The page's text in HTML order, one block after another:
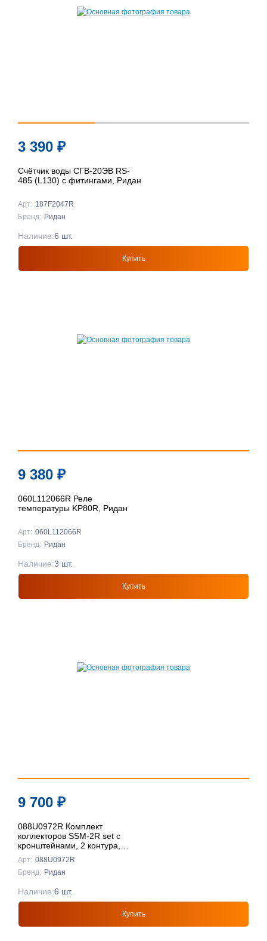
3 390 ₽
Счётчик воды СГВ-20ЭВ RS-
485 (L130) с фитингами, Ридан
Арт: 187F2047R
Бренд: Ридан
Купить
Наличие:6 шт.
9 380 ₽
060L112066R Реле
температуры KP80R, Ридан
Арт: 060L112066R
Бренд: Ридан
Купить
Наличие:3 шт.
9 700 ₽
088U0972R Комплект
коллекторов SSM-2R set с
кронштейнами, 2 контура,
Ридан
Арт: 088U0972R
Бренд: Ридан
Купить
Наличие:6 шт.